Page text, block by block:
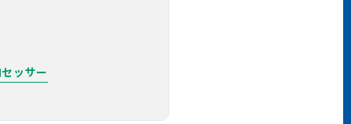
ッサー